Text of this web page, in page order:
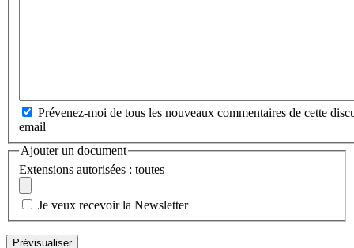
Prévenez-moi de tous les nouveaux commentaires de cette
email
Ajouter un document
Extensions autorisées : toutes
Je veux recevoir la Newsletter